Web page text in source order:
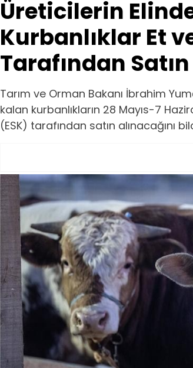
Üreticilerin
Kurbanlıklar Et
Tarafından
Tarım ve Orman Bakanı İbrahim
kalan kurbanlıkların 28 Mayıs-7
(ESK) tarafından satın alınacağını